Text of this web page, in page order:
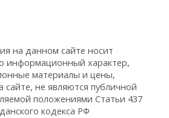
на данном сайте носит
информационный характер,
материалы и цены,
не являются публичной
положениями Статьи 437
кодекса РФ